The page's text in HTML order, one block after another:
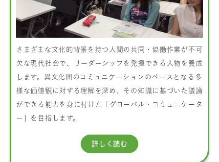
さまざまな文化的背景を持つ人間の共同・協働作業が不可
欠な現代社会で、リーダーシップを発揮できる人物を養成
します。異文化間のコミュニケーションのベースとなる多
様な価値観に対する理解を深め、その知識に基づいた議論
ができる能力を身に付けた「グローバル・コミュニケータ
ー」を目指します。
詳しく読む